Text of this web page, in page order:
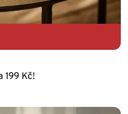
199 Kč!